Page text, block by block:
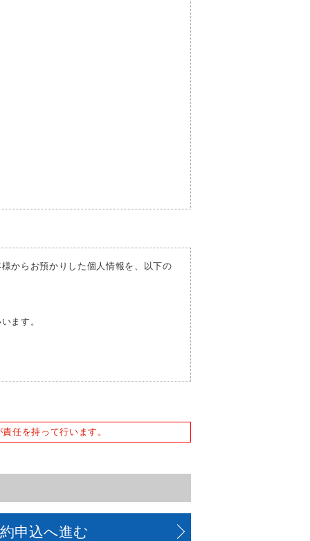
からお預かりした個人情報を、以下の
ます。
任を持って行います。
申込へ進む